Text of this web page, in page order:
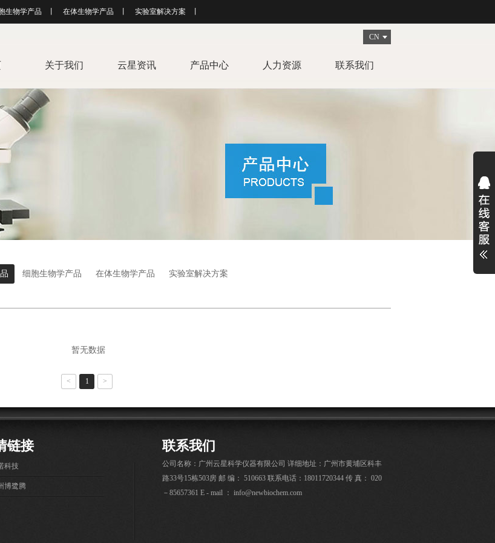
生物学产品 在体生物学产品 实验室解决方案
CN
关于我们 云星资讯 产品中心 人力资源 联系我们
细胞生物学产品 在体生物学产品 实验室解决方案
暂无数据
< 1 >
链接
科技
博鹭腾
联系我们
公司名称：广州云星科学仪器有限公司 详细地址：广州市黄埔区科丰
路33号15栋503房 邮 编： 510663 联系电话：18011720344 传 真： 020
－85657361 E - mail ： info@newbiochem.com